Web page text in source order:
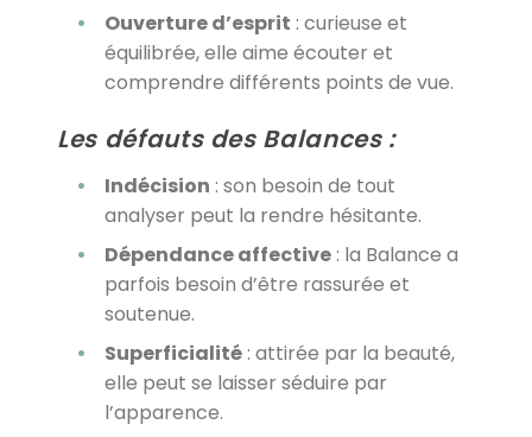
Ouverture d’esprit : curieuse et
équilibrée, elle aime écouter et
comprendre différents points de vue.
Les défauts des Balances :
Indécision : son besoin de tout
analyser peut la rendre hésitante.
Dépendance affective : la Balance a
parfois besoin d’être rassurée et
soutenue.
Superficialité : attirée par la beauté,
elle peut se laisser séduire par
l’apparence.